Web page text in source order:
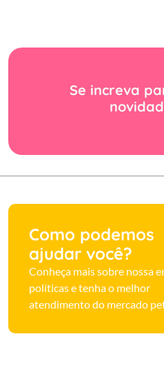
Se increva
Como podemos
ajudar você?
Conheça mais sobre nossa
políticas e tenha o melhor
atendimento do mercado